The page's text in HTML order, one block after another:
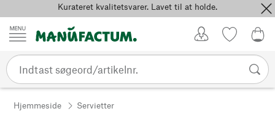
Spring til indholdKurateret kvalitetsvarer. Lavet til at holde.
Hjemmeside Servietter